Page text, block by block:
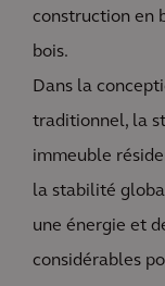
construction en
bois.
Dans la
traditionnel, la
immeuble
la stabilité
une énergie et
considérables